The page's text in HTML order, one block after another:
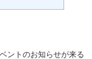
ントのお知らせが来る